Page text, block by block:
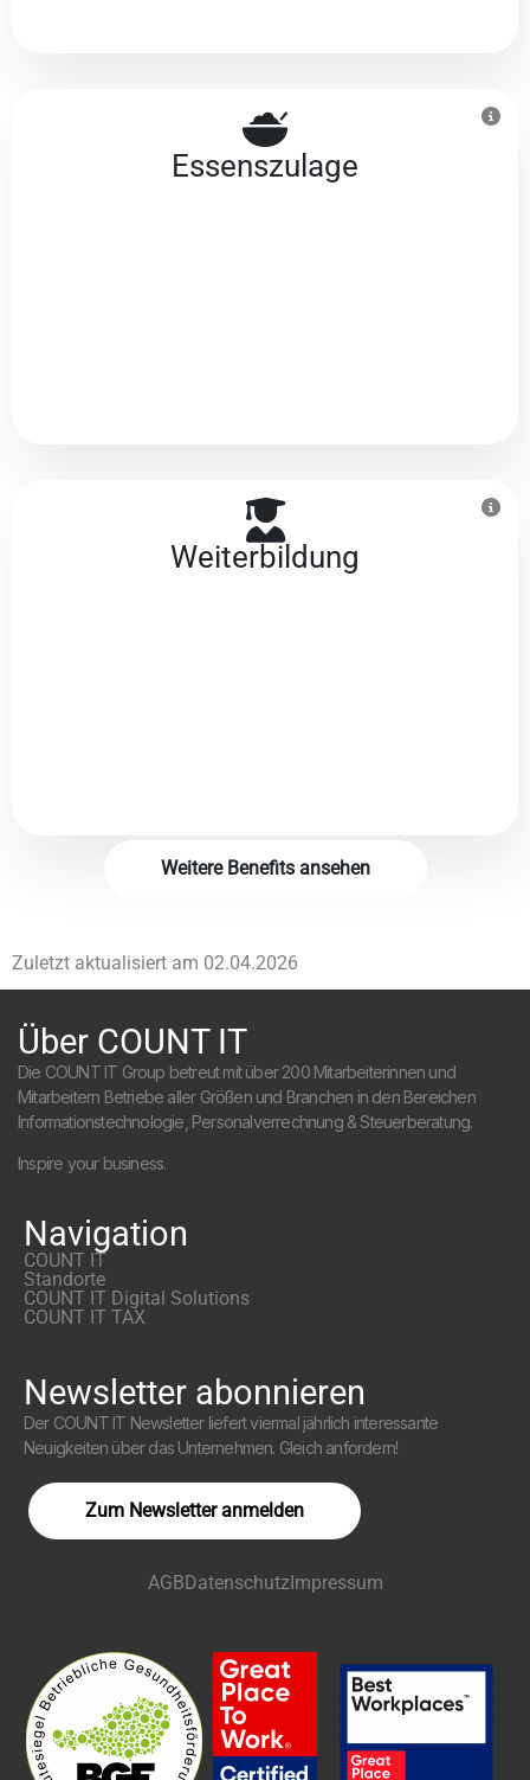
Essenszulage
Weiterbildung
Weitere Benefits ansehen
Zuletzt aktualisiert am 02.04.2026
Über COUNT IT
Die COUNT IT Group betreut mit über 200 Mitarbeiterinnen und
Mitarbeitern Betriebe aller Größen und Branchen in den Bereichen
Informationstechnologie, Personalverrechnung & Steuerberatung.
Inspire your business.
Navigation
COUNT IT
Standorte
COUNT IT Digital Solutions
COUNT IT TAX
Newsletter abonnieren
Der COUNT IT Newsletter liefert viermal jährlich interessante
Neuigkeiten über das Unternehmen. Gleich anfordern!
Zum Newsletter anmelden
AGBDatenschutzImpressum